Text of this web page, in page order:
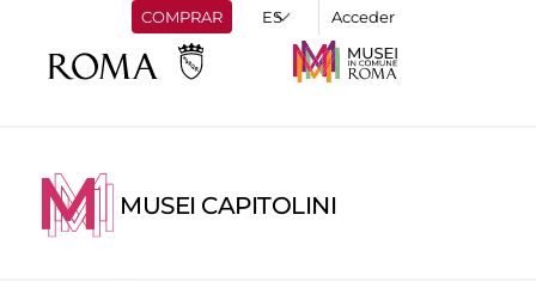
COMPRAR Acceder
MUSEI CAPITOLINI